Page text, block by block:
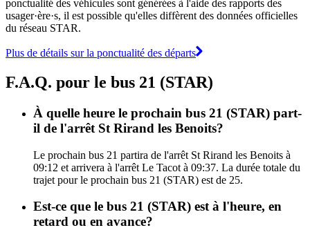
ponctualité des véhicules sont générées à l'aide des rapports des
usager·ère·s, il est possible qu'elles diffèrent des données officielles
du réseau STAR.
Plus de détails sur la ponctualité des départs
F.A.Q. pour le bus 21 (STAR)
À quelle heure le prochain bus 21 (STAR) part-
il de l'arrêt St Rirand les Benoits?
Le prochain bus 21 partira de l'arrêt St Rirand les Benoits à
09:12 et arrivera à l'arrêt Le Tacot à 09:37. La durée totale du
trajet pour le prochain bus 21 (STAR) est de 25.
Est-ce que le bus 21 (STAR) est à l'heure, en
retard ou en avance?